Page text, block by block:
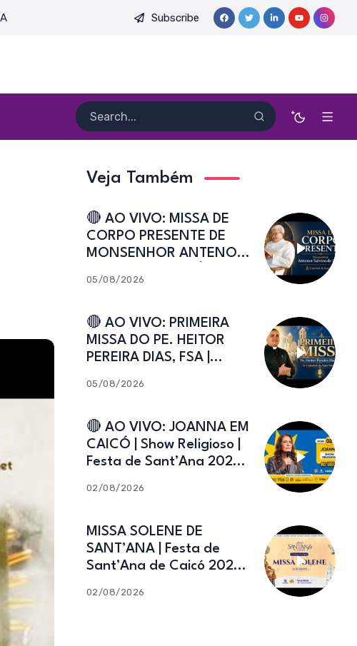
DO PE. HEITOR PEREIRA DIAS, FSA | Catedral de Sant’Ana | Caicó-RN
Subscribe
Veja Também
🔴 AO VIVO: MISSA DE
CORPO PRESENTE DE
MONSENHOR ANTENOR
Catedral de Sant’Ana
05/08/2026
🔴 AO VIVO: PRIMEIRA
MISSA DO PE. HEITOR
PEREIRA DIAS, FSA |
Caicó-RN
05/08/2026
🔴 AO VIVO: JOANNA EM
CAICÓ | Show Religioso |
Festa de Sant’Ana 2026 |
02/08/2026
MISSA SOLENE DE
SANT’ANA | Festa de
Sant’Ana de Caicó 2026 |
02/08/2026